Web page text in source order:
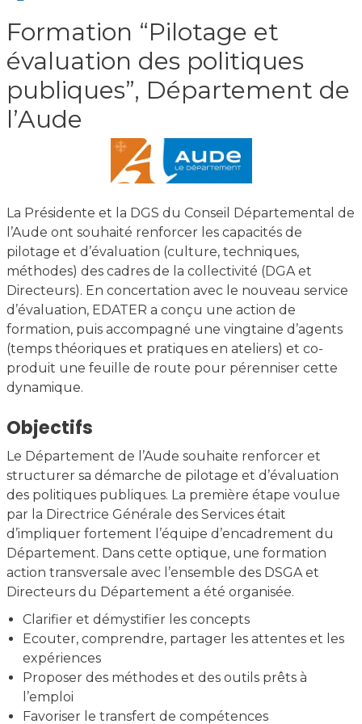
Formation “Pilotage et
évaluation des politiques
publiques”, Département de
l’Aude
La Présidente et la DGS du Conseil Départemental de
l’Aude ont souhaité renforcer les capacités de
pilotage et d’évaluation (culture, techniques,
méthodes) des cadres de la collectivité (DGA et
Directeurs). En concertation avec le nouveau service
d’évaluation, EDATER a conçu une action de
formation, puis accompagné une vingtaine d’agents
(temps théoriques et pratiques en ateliers) et co-
produit une feuille de route pour pérenniser cette
dynamique.
Objectifs
Le Département de l’Aude souhaite renforcer et
structurer sa démarche de pilotage et d’évaluation
des politiques publiques. La première étape voulue
par la Directrice Générale des Services était
d’impliquer fortement l’équipe d’encadrement du
Département. Dans cette optique, une formation
action transversale avec l’ensemble des DSGA et
Directeurs du Département a été organisée.
Clarifier et démystifier les concepts
Ecouter, comprendre, partager les attentes et les
expériences
Proposer des méthodes et des outils prêts à
l’emploi
Favoriser le transfert de compétences